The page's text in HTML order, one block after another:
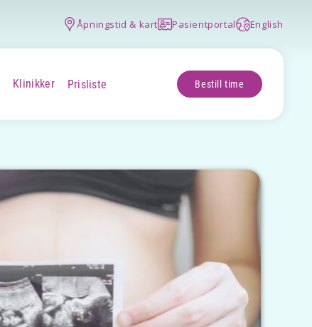
Åpningstid & kart Pasientportal English
Klinikker Prisliste Bestill time